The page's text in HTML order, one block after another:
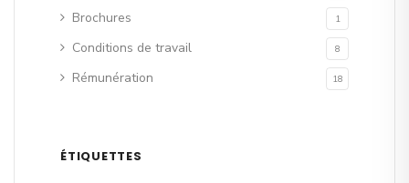
Brochures 1
Conditions de travail 8
Rémunération 18
ÉTIQUETTES